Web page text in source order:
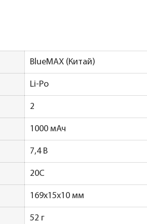
BlueMAX (Китай)
Li-Po
2
1000 мАч
7,4 В
20C
169x15x10 мм
52 г